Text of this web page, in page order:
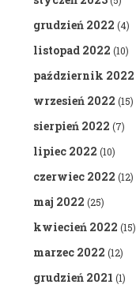
grudzień 2022 (4)
listopad 2022 (10)
październik 2022
wrzesień 2022 (15)
sierpień 2022 (7)
lipiec 2022 (10)
czerwiec 2022 (12)
maj 2022 (25)
kwiecień 2022 (15)
marzec 2022 (12)
grudzień 2021 (1)